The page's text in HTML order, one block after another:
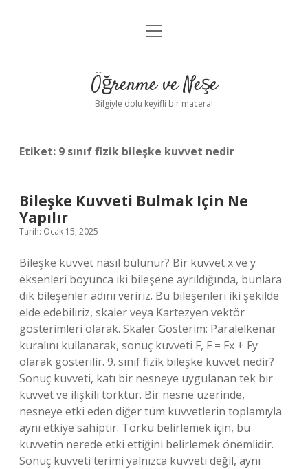
Anasayfa
Yasal Uyarı
menüyü
Öğrenme ve Neşe
Bilgiyle dolu keyifli bir macera!
Etiket: 9 sınıf fizik bileşke kuvvet nedir
Bileşke Kuvveti Bulmak Için Ne
Yapılır
Tarih: Ocak 15, 2025
Bileşke kuvvet nasıl bulunur? Bir kuvvet x ve y
eksenleri boyunca iki bileşene ayrıldığında, bunlara
dik bileşenler adını veririz. Bu bileşenleri iki şekilde
elde edebiliriz, skaler veya Kartezyen vektör
gösterimleri olarak. Skaler Gösterim: Paralelkenar
kuralını kullanarak, sonuç kuvveti F, F = Fx + Fy
olarak gösterilir. 9. sınıf fizik bileşke kuvvet nedir?
Sonuç kuvveti, katı bir nesneye uygulanan tek bir
kuvvet ve ilişkili torktur. Bir nesne üzerinde,
nesneye etki eden diğer tüm kuvvetlerin toplamıyla
aynı etkiye sahiptir. Torku belirlemek için, bu
kuvvetin nerede etki ettiğini belirlemek önemlidir.
Sonuç kuvveti terimi yalnızca kuvveti değil, aynı